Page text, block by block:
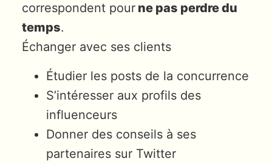
correspondent pour ne pas perdre du
temps.
Échanger avec ses clients
Étudier les posts de la concurrence
S’intéresser aux profils des
influenceurs
Donner des conseils à ses
partenaires sur Twitter